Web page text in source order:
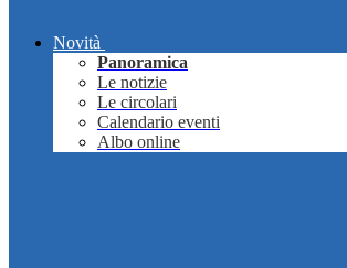
Novità
Panoramica
Le notizie
Le circolari
Calendario eventi
Albo online